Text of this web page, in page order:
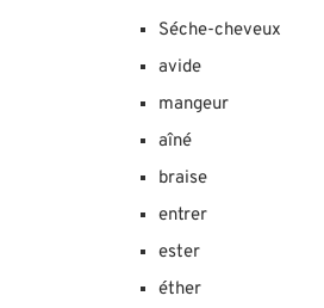
Séche-cheveux
avide
mangeur
aîné
braise
entrer
ester
éther